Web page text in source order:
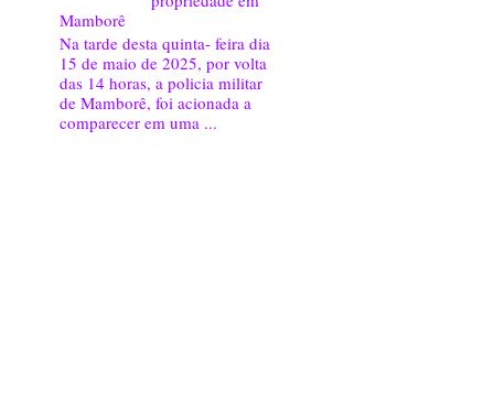
Mamborê
Na tarde desta quinta- feira dia
15 de maio de 2025, por volta
das 14 horas, a policia militar
de Mamborê, foi acionada a
comparecer em uma ...